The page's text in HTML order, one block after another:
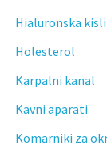
Hialuronska
Holesterol
Karpalni kanal
Kavni aparati
Komarniki za